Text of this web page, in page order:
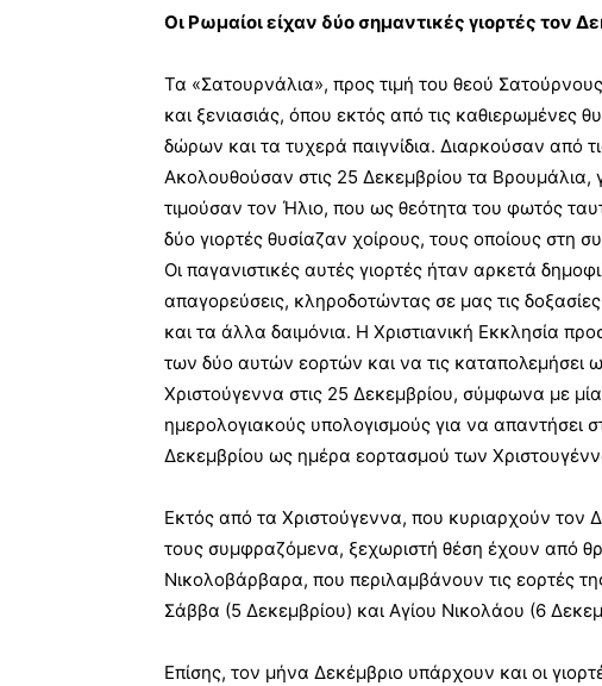
Οι Ρωμαίοι είχαν δύο σημαντικές γιορτές τον
Τα «Σατουρνάλια», προς τιμή του θεού
και ξενιασιάς, όπου εκτός από τις καθιερωμένες
δώρων και τα τυχερά παιγνίδια. Διαρκούσαν από
Ακολουθούσαν στις 25 Δεκεμβρίου τα Βρουμάλια,
τιμούσαν τον Ήλιο, που ως θεότητα του φωτός
δύο γιορτές θυσίαζαν χοίρους, τους οποίους στη
Οι παγανιστικές αυτές γιορτές ήταν αρκετά
απαγορεύσεις, κληροδοτώντας σε μας τις
και τα άλλα δαιμόνια. Η Χριστιανική Εκκλησία
των δύο αυτών εορτών και να τις καταπολεμήσει
Χριστούγεννα στις 25 Δεκεμβρίου, σύμφωνα με
ημερολογιακούς υπολογισμούς για να απαντήσει
Δεκεμβρίου ως ημέρα εορτασμού των
Εκτός από τα Χριστούγεννα, που κυριαρχούν τον
τους συμφραζόμενα, ξεχωριστή θέση έχουν από
Νικολοβάρβαρα, που περιλαμβάνουν τις εορτές
Σάββα (5 Δεκεμβρίου) και Αγίου Νικολάου (6
Επίσης, τον μήνα Δεκέμβριο υπάρχουν και οι